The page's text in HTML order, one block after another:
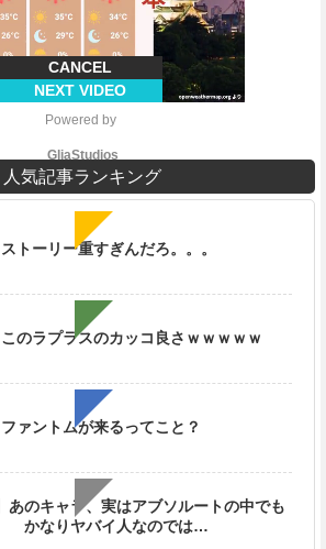
CANCEL
NEXT VIDEO
Powered by
GliaStudios
人気記事ランキング
ストーリー重すぎんだろ。。。
このラプラスのカッコ良さｗｗｗｗｗ
ファントムが来るってこと？
あのキャラ、実はアブソルートの中でも
かなりヤバイ人なのでは…